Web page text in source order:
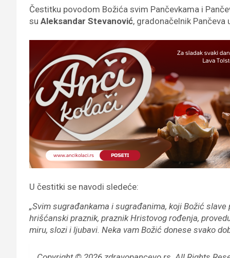
Čestitku povodom Božića svim Pančevkama i
su Aleksandar Stevanović, gradonačelnik Pančeva
U čestitki se navodi sledeće:
„Svim sugrađankama i sugrađanima, koji Božić
hrišćanski praznik, praznik Hristovog rođenja,
miru, slozi i ljubavi. Neka vam Božić donese svako